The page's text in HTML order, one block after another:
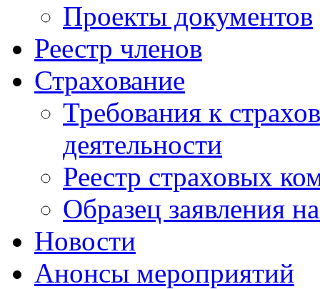
Проекты документов
Реестр членов
Страхование
Требования к
деятельности
Реестр страховых
Образец заявления
Новости
Анонсы мероприятий